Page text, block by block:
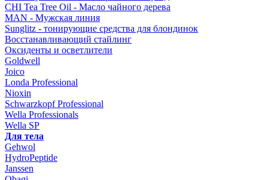
CHI Tea Tree Oil - Масло чайного дерева
MAN - Мужская линия
Sunglitz - тонирующие средства для блондинок
Восстанавливающий стайлинг
Оксиденты и осветлители
Goldwell
Joico
Londa Professional
Nioxin
Schwarzkopf Professional
Wella Professionals
Wella SP
Для тела
Gehwol
HydroPeptide
Janssen